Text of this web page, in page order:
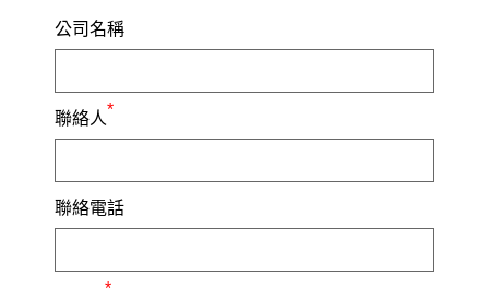
公司名稱
聯絡人*
聯絡電話